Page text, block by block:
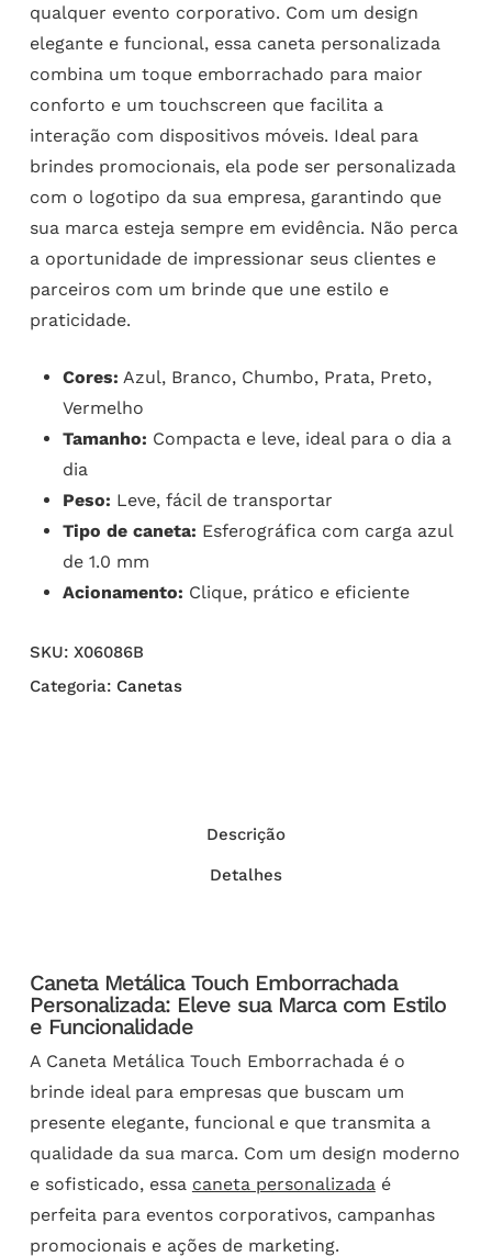
qualquer evento corporativo. Com um design
elegante e funcional, essa caneta personalizada
combina um toque emborrachado para maior
conforto e um touchscreen que facilita a
interação com dispositivos móveis. Ideal para
brindes promocionais, ela pode ser personalizada
com o logotipo da sua empresa, garantindo que
sua marca esteja sempre em evidência. Não perca
a oportunidade de impressionar seus clientes e
parceiros com um brinde que une estilo e
praticidade.
Cores: Azul, Branco, Chumbo, Prata, Preto,
Vermelho
Tamanho: Compacta e leve, ideal para o dia a
dia
Peso: Leve, fácil de transportar
Tipo de caneta: Esferográfica com carga azul
de 1.0 mm
Acionamento: Clique, prático e eficiente
SKU: X06086B
Categoria: Canetas
Descrição
Detalhes
Caneta Metálica Touch Emborrachada
Personalizada: Eleve sua Marca com Estilo
e Funcionalidade
A Caneta Metálica Touch Emborrachada é o
brinde ideal para empresas que buscam um
presente elegante, funcional e que transmita a
qualidade da sua marca. Com um design moderno
e sofisticado, essa caneta personalizadaé
perfeita para eventos corporativos, campanhas
promocionais e ações de marketing.